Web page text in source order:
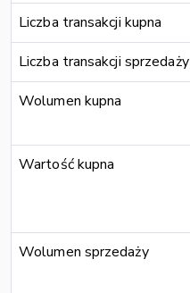
Liczba transakcji kupna
Liczba transakcji sprzedaży
Wolumen kupna
Wartość kupna
Wolumen sprzedaży